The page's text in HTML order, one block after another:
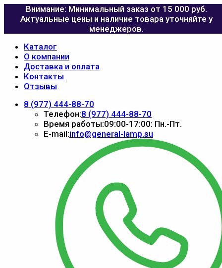
Внимание: Минимальный заказ от 15 000 руб.
Актуальные цены и наличие товара уточняйте у
менеджеров.
Каталог
О компании
Доставка и оплата
Контакты
Отзывы
8 (977) 444-88-70
Телефон:8 (977) 444-88-70
Время работы:09:00-17:00: Пн.-Пт.
E-mail:info@general-lamp.su